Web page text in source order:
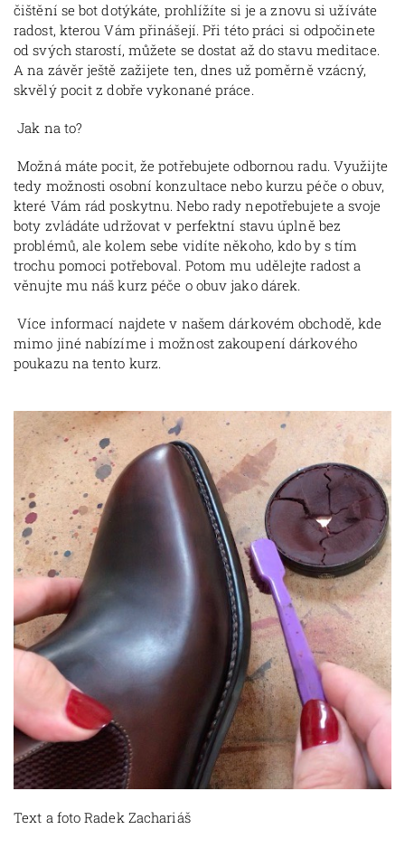
čištění se bot dotýkáte, prohlížíte si je a znovu si užíváte
radost, kterou Vám přinášejí. Při této práci si odpočinete
od svých starostí, můžete se dostat až do stavu meditace.
A na závěr ještě zažijete ten, dnes už poměrně vzácný,
skvělý pocit z dobře vykonané práce.
Jak na to?
Možná máte pocit, že potřebujete odbornou radu. Využijte
tedy možnosti osobní konzultace nebo kurzu péče o obuv,
které Vám rád poskytnu. Nebo rady nepotřebujete a svoje
boty zvládáte udržovat v perfektní stavu úplně bez
problémů, ale kolem sebe vidíte někoho, kdo by s tím
trochu pomoci potřeboval. Potom mu udělejte radost a
věnujte mu náš kurz péče o obuv jako dárek.
Více informací najdete v našem dárkovém obchodě, kde
mimo jiné nabízíme i možnost zakoupení dárkového
poukazu na tento kurz.
Text a foto Radek Zachariáš